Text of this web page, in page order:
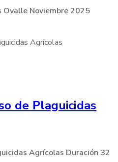
Noviembre 2025
de Plaguicidas
Agrícolas Duración 32